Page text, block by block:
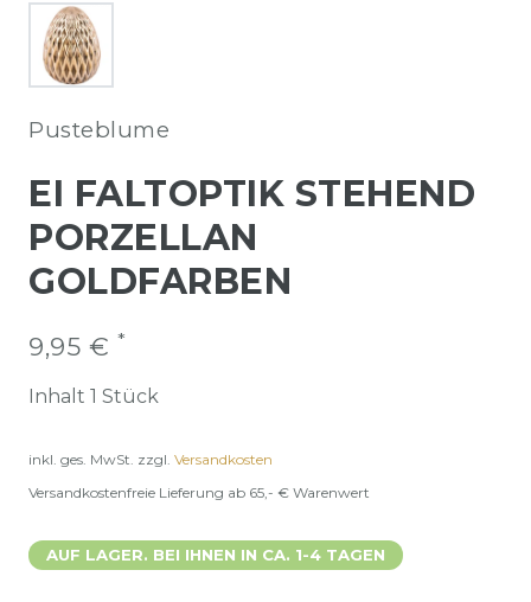
Pusteblume
EI FALTOPTIK STEHEND
PORZELLAN
GOLDFARBEN
9,95 € *
Inhalt 1 Stück
inkl. ges. MwSt. zzgl. Versandkosten
Versandkostenfreie Lieferung ab 65,- € Warenwert
AUF LAGER. BEI IHNEN IN CA. 1-4 TAGEN